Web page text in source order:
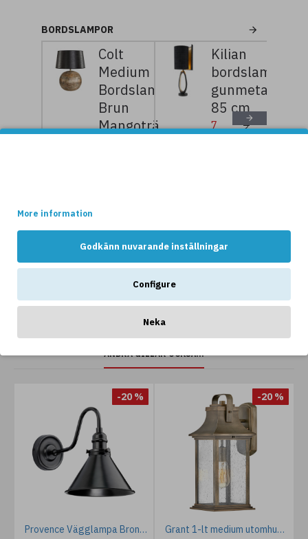
More information
Godkänn nuvarande inställningar
Configure
Neka
BORDSLAMPOR
Colt
Medium
Bordslampa
Brun
Mangoträ
Kilian
bordslampa
gunmetal/
85 cm
7
359kr
9
199kr
NYHETER
ANDRA GILLAR OCKSÅ...
-20 %
Provence Vägglampa Brons 27,5cm
-20 %
Grant 1-lt medium utomhus vägglykta bränd brons 42.6cm